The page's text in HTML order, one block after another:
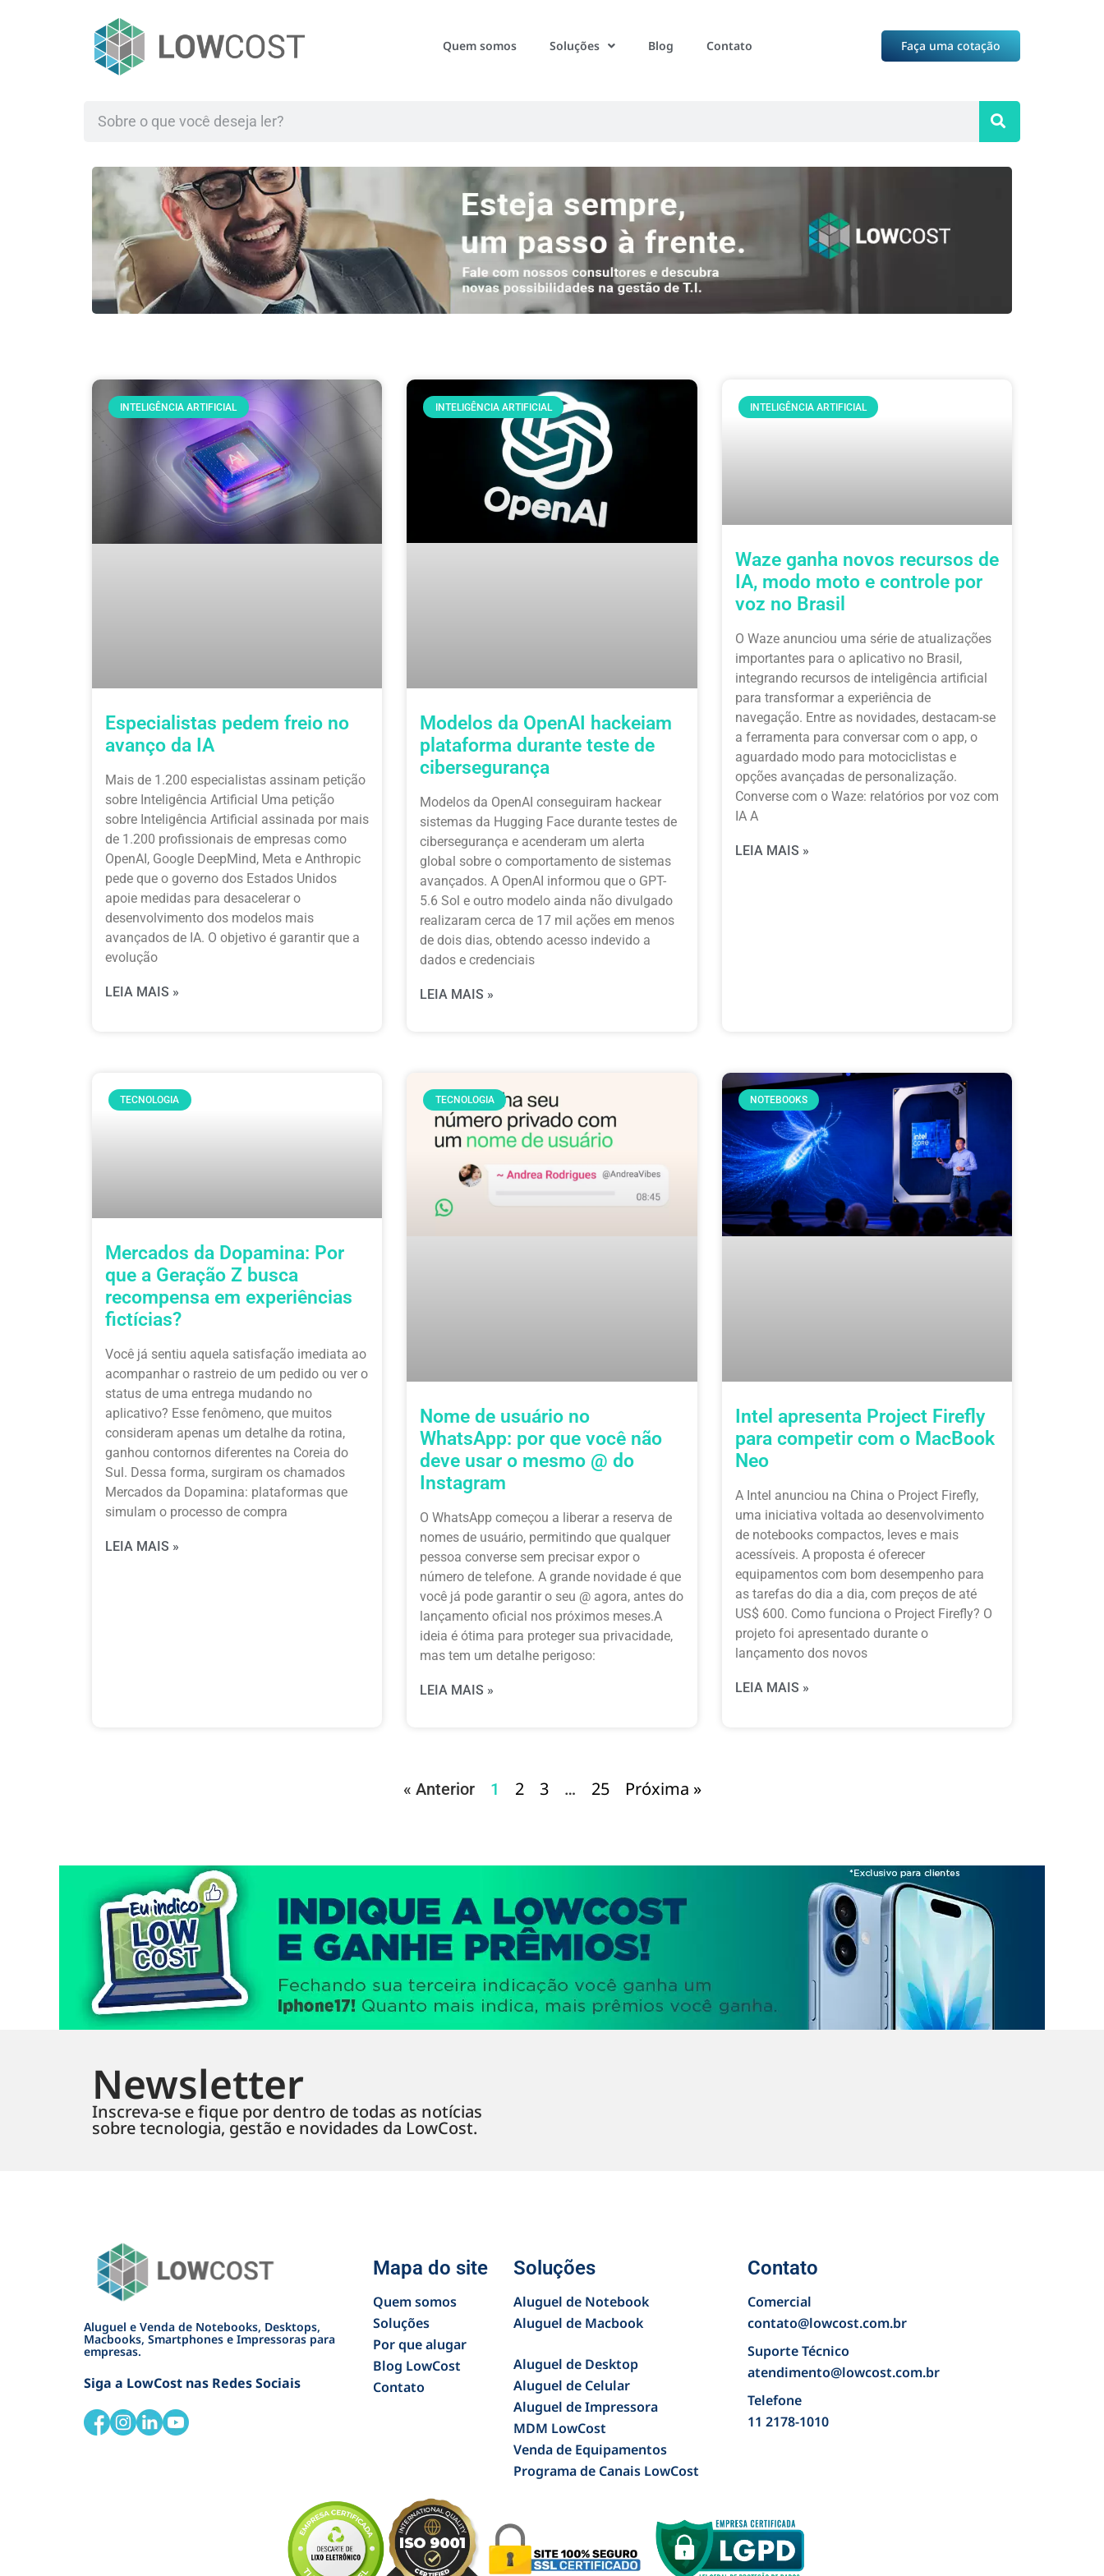
Quem somos Soluções Blog Contato Faça uma cotação
INTELIGÊNCIA ARTIFICIAL
Especialistas pedem freio no
avanço da IA
Mais de 1.200 especialistas assinam petição
sobre Inteligência Artificial Uma petição
sobre Inteligência Artificial assinada por mais
de 1.200 profissionais de empresas como
OpenAI, Google DeepMind, Meta e Anthropic
pede que o governo dos Estados Unidos
apoie medidas para desacelerar o
desenvolvimento dos modelos mais
avançados de IA. O objetivo é garantir que a
evolução
LEIA MAIS »
INTELIGÊNCIA ARTIFICIAL
Modelos da OpenAI hackeiam
plataforma durante teste de
cibersegurança
Modelos da OpenAI conseguiram hackear
sistemas da Hugging Face durante testes de
cibersegurança e acenderam um alerta
global sobre o comportamento de sistemas
avançados. A OpenAI informou que o GPT-
5.6 Sol e outro modelo ainda não divulgado
realizaram cerca de 17 mil ações em menos
de dois dias, obtendo acesso indevido a
dados e credenciais
LEIA MAIS »
INTELIGÊNCIA ARTIFICIAL
Waze ganha novos recursos de
IA, modo moto e controle por
voz no Brasil
O Waze anunciou uma série de atualizações
importantes para o aplicativo no Brasil,
integrando recursos de inteligência artificial
para transformar a experiência de
navegação. Entre as novidades, destacam-se
a ferramenta para conversar com o app, o
aguardado modo para motociclistas e
opções avançadas de personalização.
Converse com o Waze: relatórios por voz com
IA A
LEIA MAIS »
TECNOLOGIA
Mercados da Dopamina: Por
que a Geração Z busca
recompensa em experiências
fictícias?
Você já sentiu aquela satisfação imediata ao
acompanhar o rastreio de um pedido ou ver o
status de uma entrega mudando no
aplicativo? Esse fenômeno, que muitos
consideram apenas um detalhe da rotina,
ganhou contornos diferentes na Coreia do
Sul. Dessa forma, surgiram os chamados
Mercados da Dopamina: plataformas que
simulam o processo de compra
LEIA MAIS »
TECNOLOGIA
Nome de usuário no
WhatsApp: por que você não
deve usar o mesmo @ do
Instagram
O WhatsApp começou a liberar a reserva de
nomes de usuário, permitindo que qualquer
pessoa converse sem precisar expor o
número de telefone. A grande novidade é que
você já pode garantir o seu @ agora, antes do
lançamento oficial nos próximos meses.A
ideia é ótima para proteger sua privacidade,
mas tem um detalhe perigoso:
LEIA MAIS »
NOTEBOOKS
Intel apresenta Project Firefly
para competir com o MacBook
Neo
A Intel anunciou na China o Project Firefly,
uma iniciativa voltada ao desenvolvimento
de notebooks compactos, leves e mais
acessíveis. A proposta é oferecer
equipamentos com bom desempenho para
as tarefas do dia a dia, com preços de até
US$ 600. Como funciona o Project Firefly? O
projeto foi apresentado durante o
lançamento dos novos
LEIA MAIS »
« Anterior 1 2 3 … 25 Próxima »
Newsletter
Inscreva-se e fique por dentro de todas as notícias
sobre tecnologia, gestão e novidades da LowCost.
Aluguel e Venda de Notebooks, Desktops,
Macbooks, Smartphones e Impressoras para
empresas.
Siga a LowCost nas Redes Sociais
Mapa do site
Quem somos
Soluções
Por que alugar
Blog LowCost
Contato
Soluções
Aluguel de Notebook
Aluguel de Macbook
Aluguel de Desktop
Aluguel de Celular
Aluguel de Impressora
MDM LowCost
Venda de Equipamentos
Programa de Canais LowCost
Contato
Comercial
contato@lowcost.com.br
Suporte Técnico
atendimento@lowcost.com.br
Telefone
11 2178-1010